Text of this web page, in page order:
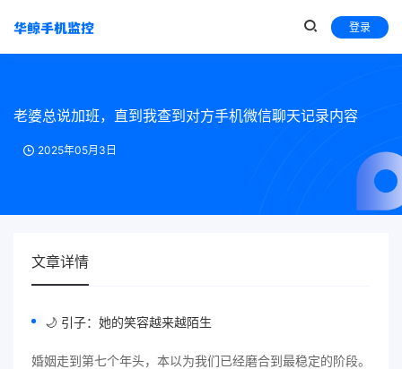
登录
老婆总说加班，直到我查到对方手机微信聊天记录内容
2025年05月3日
文章详情
🌙 引子：她的笑容越来越陌生
婚姻走到第七个年头，本以为我们已经磨合到最稳定的阶段。